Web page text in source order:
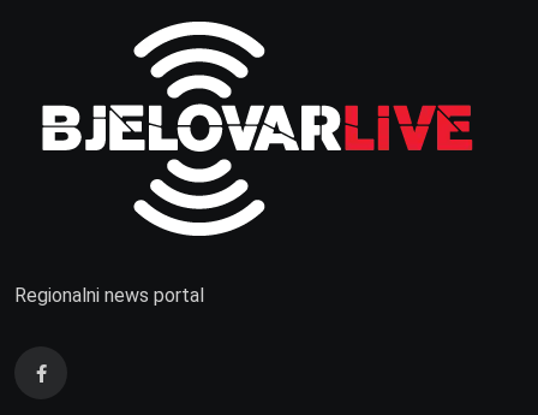
Regionalni news portal